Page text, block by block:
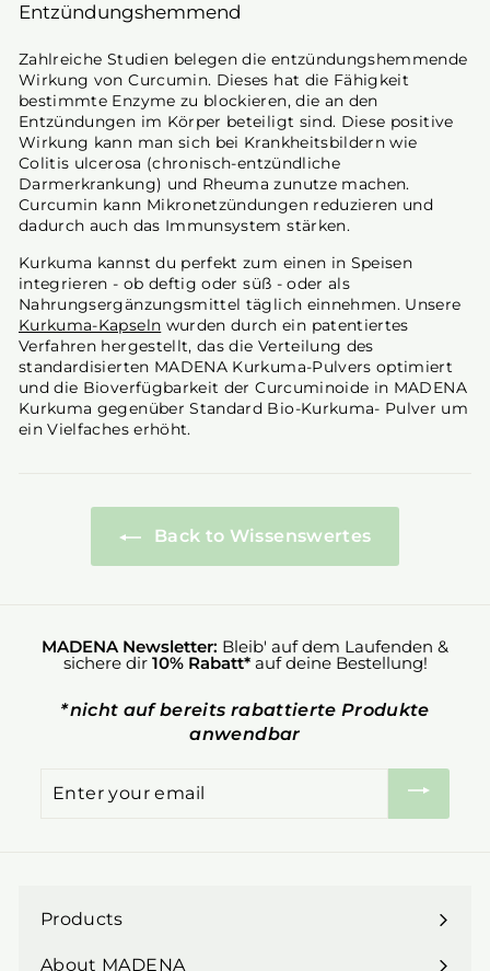
Entzündungshemmend
Zahlreiche Studien belegen die entzündungshemmende
Wirkung von Curcumin. Dieses hat die Fähigkeit
bestimmte Enzyme zu blockieren, die an den
Entzündungen im Körper beteiligt sind. Diese positive
Wirkung kann man sich bei Krankheitsbildern wie
Colitis ulcerosa (chronisch-entzündliche
Darmerkrankung) und Rheuma zunutze machen.
Curcumin kann Mikronetzündungen reduzieren und
dadurch auch das Immunsystem stärken.
Kurkuma kannst du perfekt zum einen in Speisen
integrieren - ob deftig oder süß - oder als
Nahrungsergänzungsmittel täglich einnehmen. Unsere
Kurkuma-Kapseln wurden durch ein patentiertes
Verfahren hergestellt, das die Verteilung des
standardisierten MADENA Kurkuma-Pulvers optimiert
und die Bioverfügbarkeit der Curcuminoide in MADENA
Kurkuma gegenüber Standard Bio-Kurkuma- Pulver um
ein Vielfaches erhöht.
Back to Wissenswertes
MADENA Newsletter: Bleib' auf dem Laufenden &
sichere dir 10% Rabatt*auf deine Bestellung!
*nicht auf bereits rabattierte Produkte
anwendbar
your
Products
Expand
submenu
About MADENA